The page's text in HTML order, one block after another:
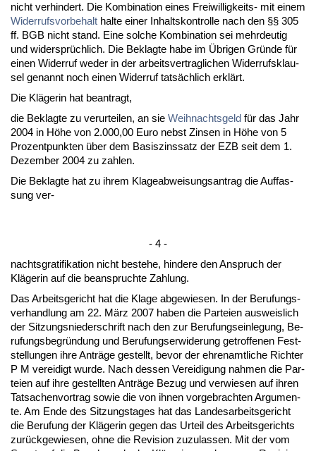
nicht ver­hin­dert. Die Kom­bi­na­ti­on ei­nes Frei­wil­lig­keits- mit ei­nem
Wi­der­rufs­vor­be­halt hal­te ei­ner In­halts­kon­trol­le nach den §§ 305
ff. BGB nicht stand. Ei­ne sol­che Kom­bi­na­ti­on sei mehr­deu­tig
und wi­dersprüchlich. Die Be­klag­te ha­be im Übri­gen Gründe für
ei­nen Wi­der­ruf we­der in der ar­beits­ver­trag­li­chen Wi­der­rufs­klau­
sel ge­nannt noch ei­nen Wi­der­ruf tatsächlich erklärt.
Die Kläge­rin hat be­an­tragt,
die Be­klag­te zu ver­ur­tei­len, an sie Weih­nachts­geld für das Jahr
2004 in Höhe von 2.000,00 Eu­ro nebst Zin­sen in Höhe von 5
Pro­zent­punk­ten über dem Ba­sis­zins­satz der EZB seit dem 1.
De­zem­ber 2004 zu zah­len.
Die Be­klag­te hat zu ih­rem Kla­ge­ab­wei­sungs­an­trag die Auf­fas­
sung ver-
- 4 -
nachts­gra­ti­fi­ka­ti­on nicht be­ste­he, hin­de­re den An­spruch der
Kläge­rin auf die be­an­spruch­te Zah­lung.
Das Ar­beits­ge­richt hat die Kla­ge ab­ge­wie­sen. In der Be­ru­fungs­
ver­hand­lung am 22. März 2007 ha­ben die Par­tei­en aus­weis­lich
der Sit­zungs­nie­der­schrift nach den zur Be­ru­fungs­ein­le­gung, Be­
ru­fungs­be­gründung und Be­ru­fungs­er­wi­de­rung ge­trof­fe­nen Fest­
stel­lun­gen ih­re Anträge ge­stellt, be­vor der eh­ren­amt­li­che Rich­ter
P M ver­ei­digt wur­de. Nach des­sen Ver­ei­di­gung nah­men die Par­
tei­en auf ih­re ge­stell­ten Anträge Be­zug und ver­wie­sen auf ih­ren
Tat­sa­chen­vor­trag so­wie die von ih­nen vor­ge­brach­ten Ar­gu­men­
te. Am En­de des Sit­zungs­ta­ges hat das Lan­des­ar­beits­ge­richt
die Be­ru­fung der Kläge­rin ge­gen das Ur­teil des Ar­beits­ge­richts
zurück­ge­wie­sen, oh­ne die Re­vi­si­on zu­zu­las­sen. Mit der vom